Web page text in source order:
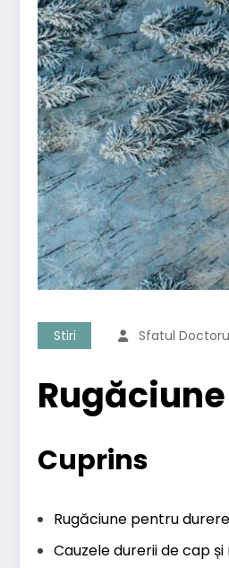
Stiri Sfatul
Cuprins
Rugăciune pentru
Cauzele durerii de cap